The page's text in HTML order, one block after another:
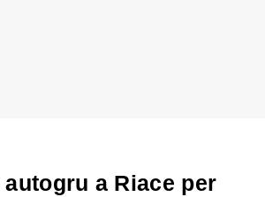
a Riace per